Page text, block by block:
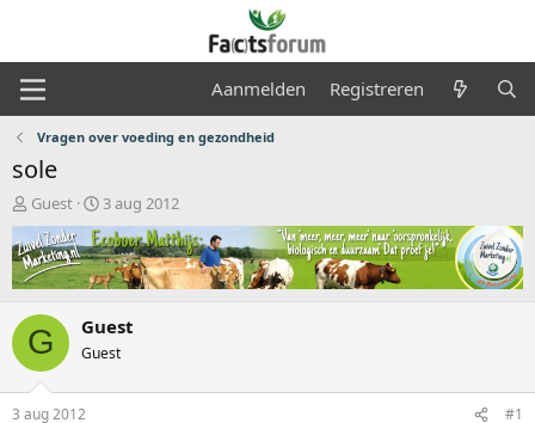
Aanmelden Registreren
Vragen over voeding en gezondheid
sole
O
n
d
e
r
w
e
r
p
s
t
Guest
S
t
a
r
t
a
t
m
3 aug 2012
G Guest
Guest
3 aug 2012 #1